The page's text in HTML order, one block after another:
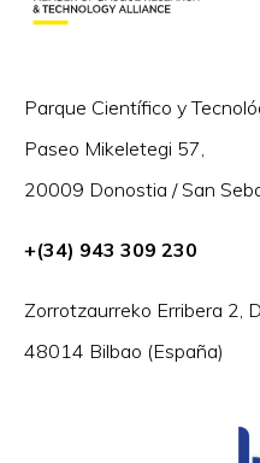
Parque Científico y
Paseo Mikeletegi 57,
20009 Donostia / San
+(34) 943 309 230
Zorrotzaurreko Erribera 2,
48014 Bilbao (España)